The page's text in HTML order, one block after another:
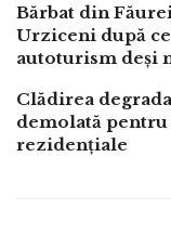
Bărbat din
Urziceni după
autoturism deși
Clădirea
demolată
rezidențiale